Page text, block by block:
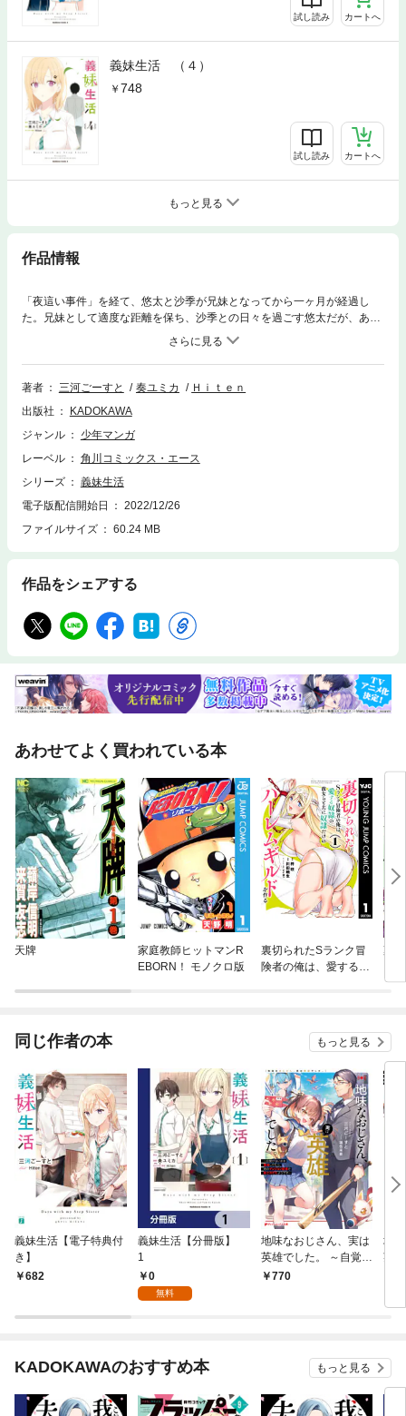
試し読み カートへ
義妹生活 （４）
748
試し読み カートへ
もっと見る
作品情報
「夜這い事件」を経て、悠太と沙季が兄妹となってから一ヶ月が経過し
た。兄妹として適度な距離を保ち、沙季との日々を過ごす悠太だが、ある
日、バイト先の美人な先輩・読売栞からデートに誘われてしまう！一方、
二人のデートの事を知った沙季は、初めて“ある感情”を抱くことに――。
著者 三河ごーすと 奏ユミカ
Ｈｉｔｅｎ
出版社
KADOKAWA
ジャンル
少年マンガ
レーベル
角川コミックス・エース
シリーズ
義妹生活
電子版配信開始日
2022/12/26
ファイルサイズ
60.24 MB
作品をシェアする
あわせてよく買われている本
天牌
家庭教師ヒットマンR
EBORN！ モノクロ版
裏切られたSランク冒
険者の俺は、愛する奴
薬
同じ作者の本 もっと見る
義妹生活【電子特典付
き】
682
義妹生活【分冊版】
1
0
無料
地味なおじさん、実は
英雄でした。 ～自覚が
ないまま無双してた
770
地
英
信
KADOKAWAのおすすめ本 もっと見る